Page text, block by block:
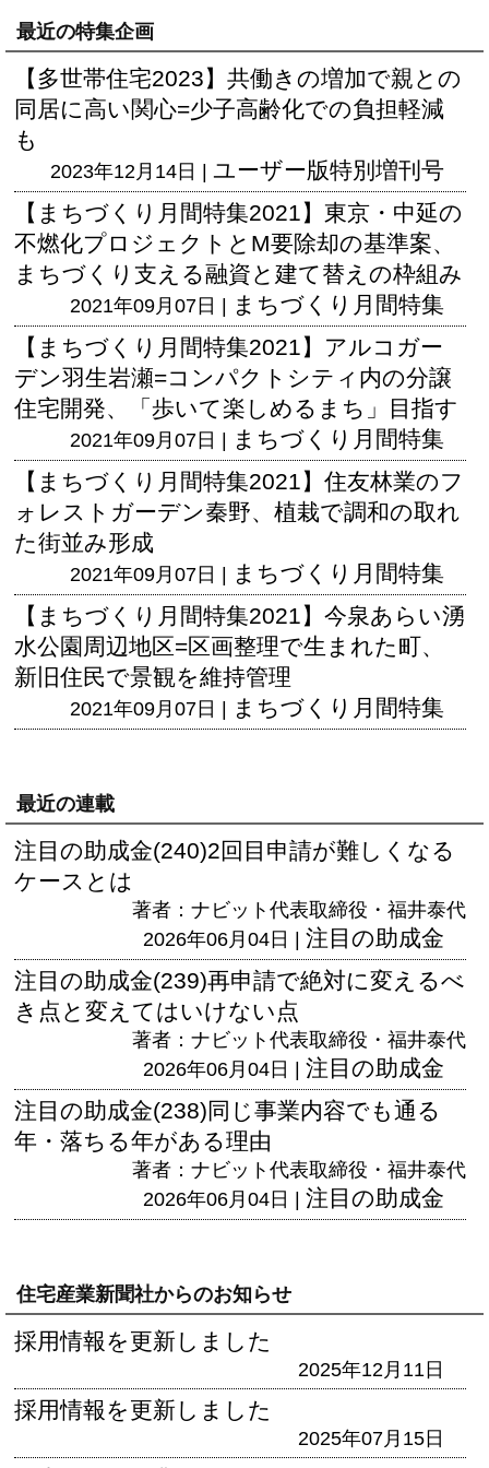
最近の特集企画
【多世帯住宅2023】共働きの増加で親との
同居に高い関心=少子高齢化での負担軽減
も
2023年12月14日 | ユーザー版特別増刊号
【まちづくり月間特集2021】東京・中延の
不燃化プロジェクトとM要除却の基準案、
まちづくり支える融資と建て替えの枠組み
2021年09月07日 | まちづくり月間特集
【まちづくり月間特集2021】アルコガー
デン羽生岩瀬=コンパクトシティ内の分譲
住宅開発、「歩いて楽しめるまち」目指す
2021年09月07日 | まちづくり月間特集
【まちづくり月間特集2021】住友林業のフ
ォレストガーデン秦野、植栽で調和の取れ
た街並み形成
2021年09月07日 | まちづくり月間特集
【まちづくり月間特集2021】今泉あらい湧
水公園周辺地区=区画整理で生まれた町、
新旧住民で景観を維持管理
2021年09月07日 | まちづくり月間特集
最近の連載
注目の助成金(240)2回目申請が難しくなる
ケースとは
著者：ナビット代表取締役・福井泰代
2026年06月04日 | 注目の助成金
注目の助成金(239)再申請で絶対に変えるべ
き点と変えてはいけない点
著者：ナビット代表取締役・福井泰代
2026年06月04日 | 注目の助成金
注目の助成金(238)同じ事業内容でも通る
年・落ちる年がある理由
著者：ナビット代表取締役・福井泰代
2026年06月04日 | 注目の助成金
住宅産業新聞社からのお知らせ
採用情報を更新しました
2025年12月11日
採用情報を更新しました
2025年07月15日